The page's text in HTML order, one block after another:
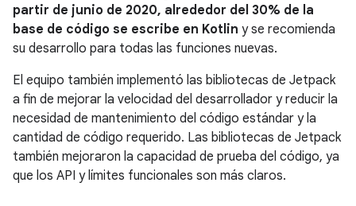
partir de junio de 2020, alrededor del 30% de la
base de código se escribe en Kotlin y se recomienda
su desarrollo para todas las funciones nuevas.
El equipo también implementó las bibliotecas de Jetpack
a fin de mejorar la velocidad del desarrollador y reducir la
necesidad de mantenimiento del código estándar y la
cantidad de código requerido. Las bibliotecas de Jetpack
también mejoraron la capacidad de prueba del código, ya
que los API y límites funcionales son más claros.